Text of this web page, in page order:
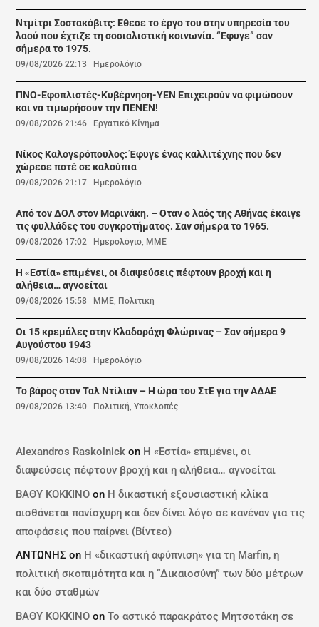
Ντμίτρι Σοστακόβιτς: Εθεσε το έργο του στην υπηρεσία του
λαού που έχτιζε τη σοσιαλιστική κοινωνία. “Εφυγε” σαν
σήμερα το 1975.
09/08/2026 22:13 Ημερολόγιο
ΠΝΟ-Εφοπλιστές-Κυβέρνηση-ΥΕΝ Επιχειρούν να φιμώσουν
και να τιμωρήσουν την ΠΕΝΕΝ!
09/08/2026 21:46 Εργατικό Κίνημα
Νίκος Καλογερόπουλος: Έφυγε ένας καλλιτέχνης που δεν
χώρεσε ποτέ σε καλούπια
09/08/2026 21:17 Ημερολόγιο
Από τον ΔΟΛ στον Μαρινάκη. – Οταν ο λαός της Αθήνας έκαιγε
τις φυλλάδες του συγκροτήματος. Σαν σήμερα το 1965.
09/08/2026 17:02 Ημερολόγιο, ΜΜΕ
Η «Εστία» επιμένει, οι διαψεύσεις πέφτουν βροχή και η
αλήθεια… αγνοείται
09/08/2026 15:58 ΜΜΕ, Πολιτική
Οι 15 κρεμάλες στην Κλαδοράχη Φλώρινας – Σαν σήμερα 9
Αυγούστου 1943
09/08/2026 14:08 Ημερολόγιο
Το βάρος στον Ταλ Ντίλιαν – Η ώρα του ΣτΕ για την ΑΔΑΕ
09/08/2026 13:40 Πολιτική,Υποκλοπές
Alexandros Raskolnick on Η «Εστία» επιμένει, οι
διαψεύσεις πέφτουν βροχή και η αλήθεια… αγνοείται
ΒΑΘΥ ΚΟΚΚΙΝΟ on Η δικαστική εξουσιαστική κλίκα
αισθάνεται πανίσχυρη και δεν δίνει λόγο σε κανέναν για τις
αποφάσεις που παίρνει (Βίντεο)
ΑΝΤΩΝΗΣ on Η «δικαστική αφύπνιση» για τη Marfin, η
πολιτική σκοπιμότητα και η “Δικαιοσύνη” των δύο μέτρων
και δύο σταθμών
ΒΑΘΥ ΚΟΚΚΙΝΟ onΤο αστικό παρακράτος Μητσοτάκη σε